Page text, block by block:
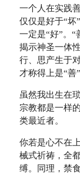
一个人在实践
仅仅是好于“坏
一定是“好”。“
揭示神圣一体
行、思产生于
才称得上是“善
虽然我出生在
宗教都是一样
类最近者。
你若是心不在
械式祈祷，全
缚。同理，禁